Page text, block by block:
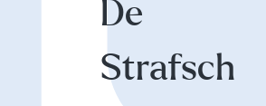
De
Strafsch